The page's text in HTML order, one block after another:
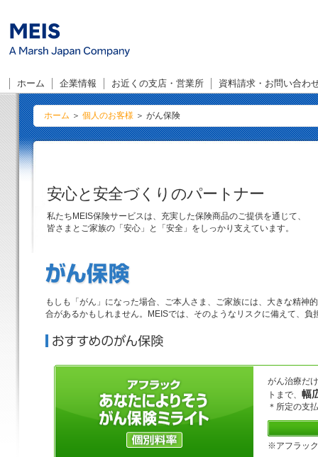
ホーム 企業情報 お近くの支店・営業所 資料請求・お問い合わ
ホーム ＞ 個人のお客様 ＞ がん保険
安心と安全づくりのパートナー
私たちMEIS保険サービスは、充実した保険商品のご提供を通じて、
皆さまとご家族の「安心」と「安全」をしっかり支えています。
もしも「がん」になった場合、ご本人さま、ご家族には、大きな精
合があるかもしれません。MEISでは、そのようなリスクに備えて、
がん治療だ
トまで、 幅
＊所定の支
※アフラッ